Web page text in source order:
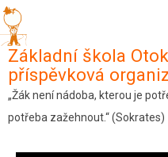
Základní škola
příspěvková
„Žák není nádoba, kterou je
potřeba zažehnout.“ (Sokrates)